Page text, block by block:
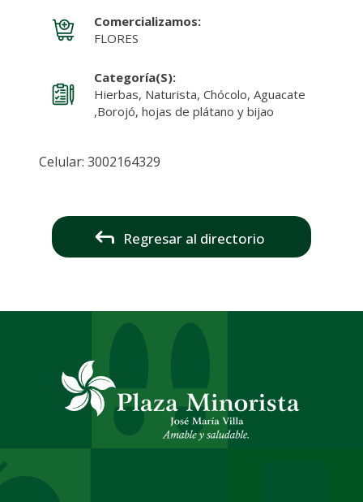
Comercializamos:
FLORES
Categoría(s):
Hierbas, Naturista, Chócolo, Aguacate
,Borojó, hojas de plátano y bijao
Celular: 3002164329
Regresar al directorio